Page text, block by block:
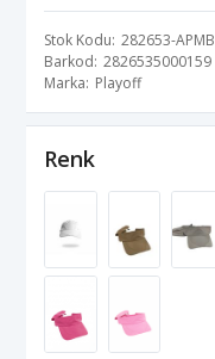
Stok Kodu 282653-APMB
Barkod 2826535000159
Marka Playoff
Renk